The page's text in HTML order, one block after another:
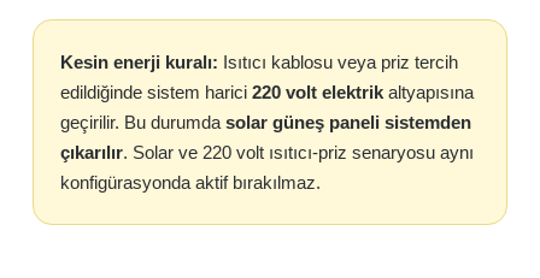
Kesin enerji kuralı: Isıtıcı kablosu veya priz tercih
edildiğinde sistem harici 220 volt elektrik altyapısına
geçirilir. Bu durumda solar güneş paneli sistemden
çıkarılır. Solar ve 220 volt ısıtıcı-priz senaryosu aynı
konfigürasyonda aktif bırakılmaz.